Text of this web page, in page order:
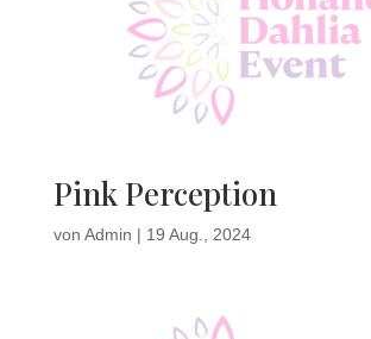
Pink Perception
von Admin | 19 Aug., 2024